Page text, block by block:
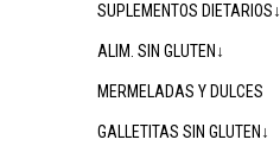
SUPLEMENTOS DIETARIOS↓
ALIM. SIN GLUTEN↓
MERMELADAS Y DULCES
GALLETITAS SIN GLUTEN↓